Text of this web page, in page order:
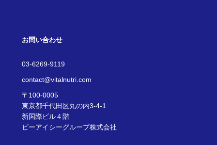
お問い合わせ
03-6269-9119
contact@vitalnutri.com
〒100-0005
東京都千代田区丸の内3-4-1
新国際ビル４階
ビーアイシーグループ株式会社